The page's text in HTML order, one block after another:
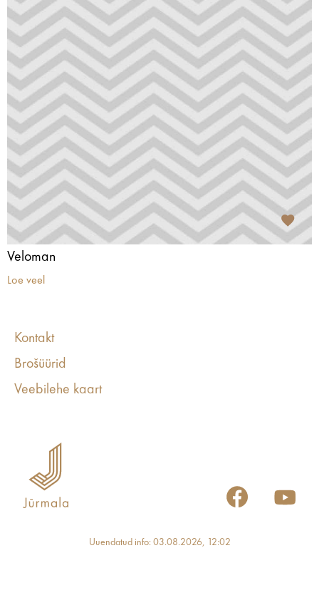
Veloman
Loe veel
Kontakt
Brošüürid
Veebilehe kaart
Uuendatud info: 03.08.2026, 12:02